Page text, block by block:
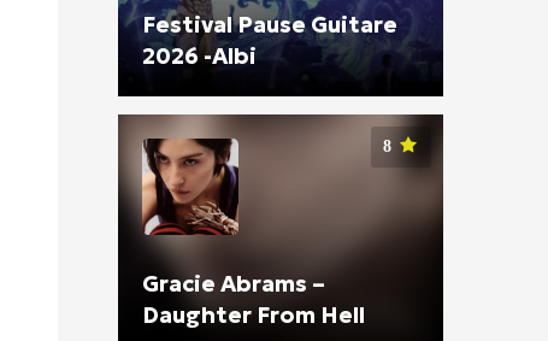
Festival Pause Guitare
2026 -Albi
8
Gracie Abrams –
Daughter From Hell